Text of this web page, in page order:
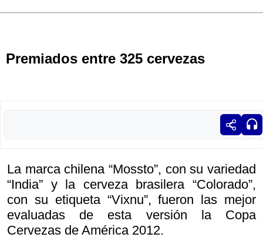
Premiados entre 325 cervezas
La marca chilena “Mossto”, con su variedad
“India” y la cerveza brasilera “Colorado”,
con su etiqueta “Vixnu”, fueron las mejor
evaluadas de esta versión la Copa
Cervezas de América 2012.